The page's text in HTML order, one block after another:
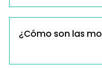
¿Cómo son las